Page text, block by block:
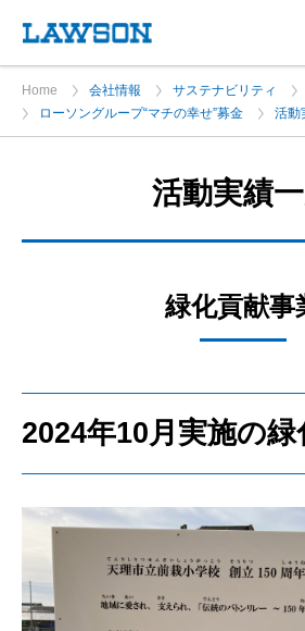
Home 会社情報 サステナビリティ
ローソングループ“マチの幸せ”募金
活動
活動実績
緑化貢献事
2024年10月実施の緑